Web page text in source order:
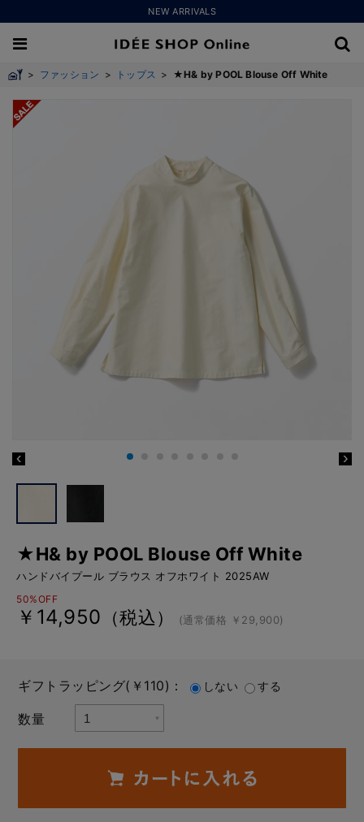
NEW ARRIVALS
> ファッション > トップス > ★H& by POOL Blouse Off White
★H& by POOL Blouse Off White
ハンドバイプール ブラウス オフホワイト 2025AW
50%OFF
￥14,950 （税込） (通常価格 ￥29,900)
ギフトラッピング(￥110)： しない する
数量